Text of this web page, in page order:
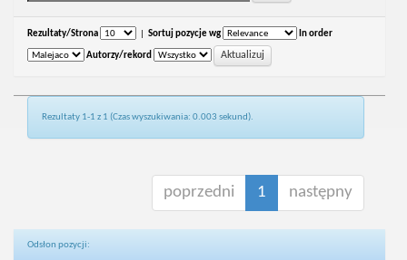
Rezultaty/Strona Sortuj pozycje wg In order
Autorzy/rekord
Rezultaty 1-1 z 1 (Czas wyszukiwania: 0.003 sekund).
poprzedni 1 następny
Odsłon pozycji: